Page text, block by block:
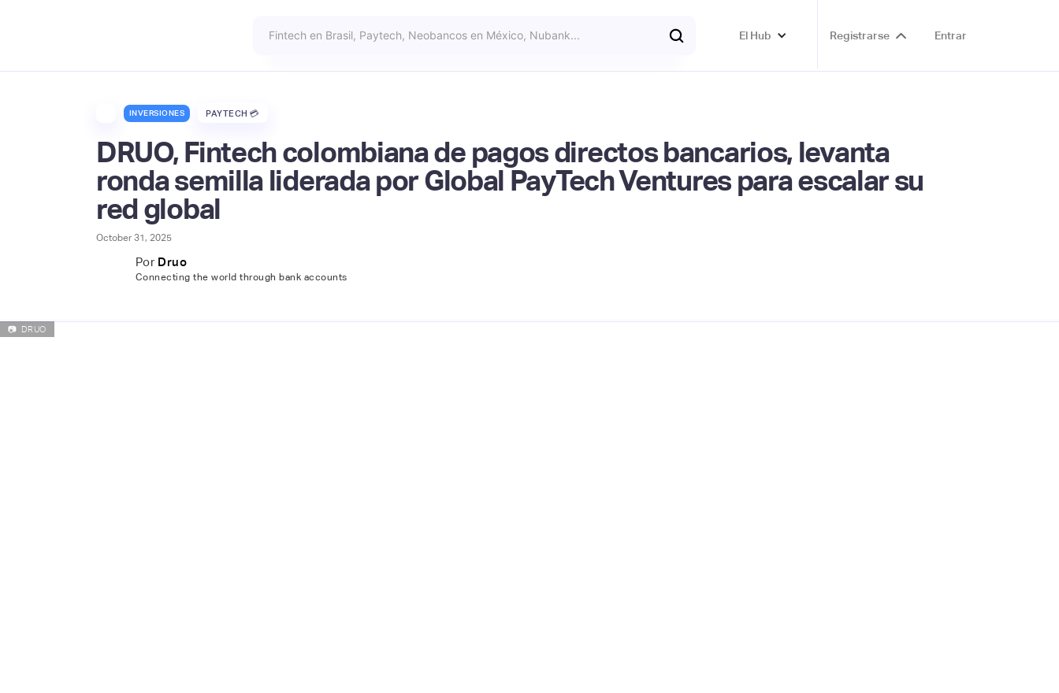
El Hub Registrarse Entrar
INVERSIONES PAYTECH 💳
DRUO, Fintech colombiana de pagos directos bancarios, levanta
ronda semilla liderada por Global PayTech Ventures para escalar su
red global
October 31, 2025
Por Druo
Connecting the world through bank accounts
📷 DRUO